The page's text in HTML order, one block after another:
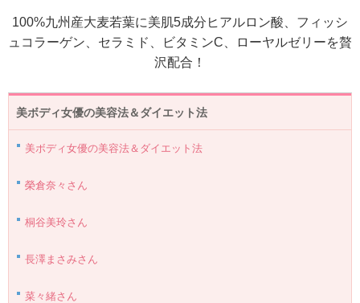
100%九州産大麦若葉に美肌5成分ヒアルロン酸、フィッシ
ュコラーゲン、セラミド、ビタミンC、ローヤルゼリーを贅
沢配合！
美ボディ女優の美容法＆ダイエット法
美ボディ女優の美容法＆ダイエット法
榮倉奈々さん
桐谷美玲さん
長澤まさみさん
菜々緒さん